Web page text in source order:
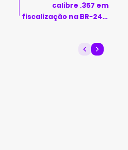
calibre .357 em
fiscalização na BR-242,